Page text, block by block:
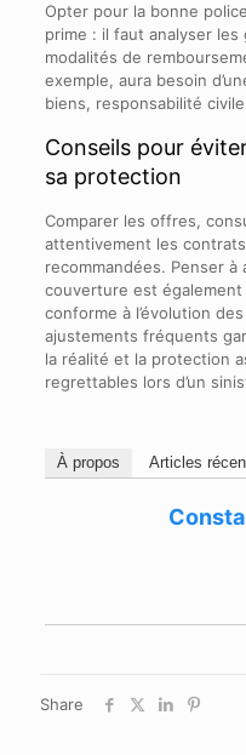
Opter pour la bonne
prime : il faut analyser
modalités de
exemple, aura besoin
biens, responsabilité
Conseils pour
sa protection
Comparer les offres,
attentivement les
recommandées. Penser
couverture est également
conforme à l’évolution
ajustements fréquents
la réalité et la protection
regrettables lors d’un
À propos Articles
Share